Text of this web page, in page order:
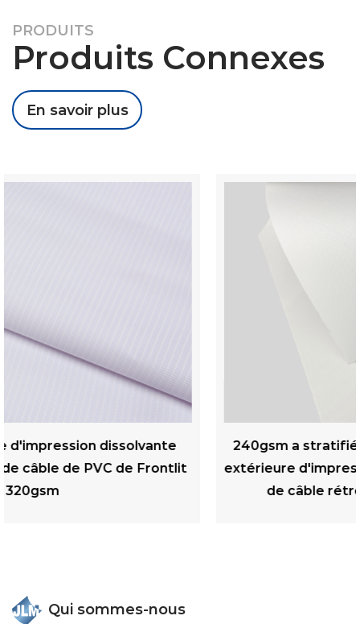
PRODUITS
Produits Connexes
En savoir plus
240gsm a stratifié les matériaux de publicité
extérieure d'impression numérique de bannière
de câble rétro-éclairé par PVC mat
Qui sommes-nous